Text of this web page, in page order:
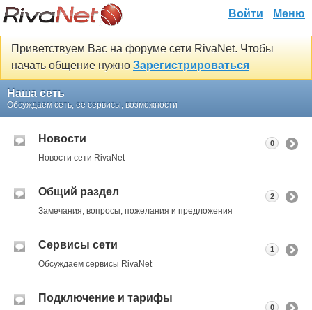
Войти Меню
Приветствуем Вас на форуме сети RivaNet. Чтобы
начать общение нужно Зарегистрироваться
Наша сеть
Обсуждаем сеть, ее сервисы, возможности
Новости
Новости сети RivaNet
0
Общий раздел
Замечания, вопросы, пожелания и предложения
2
Сервисы сети
Обсуждаем сервисы RivaNet
1
Подключение и тарифы
0